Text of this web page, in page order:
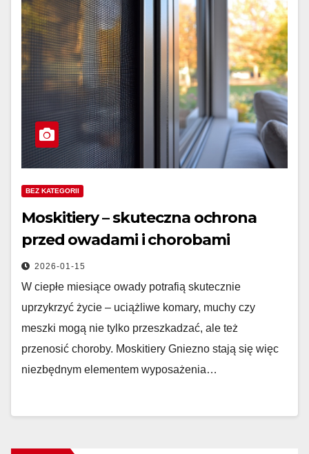
BEZ KATEGORII
Moskitiery – skuteczna ochrona
przed owadami i chorobami
2026-01-15
W ciepłe miesiące owady potrafią skutecznie
uprzykrzyć życie – uciążliwe komary, muchy czy
meszki mogą nie tylko przeszkadzać, ale też
przenosić choroby. Moskitiery Gniezno stają się więc
niezbędnym elementem wyposażenia…